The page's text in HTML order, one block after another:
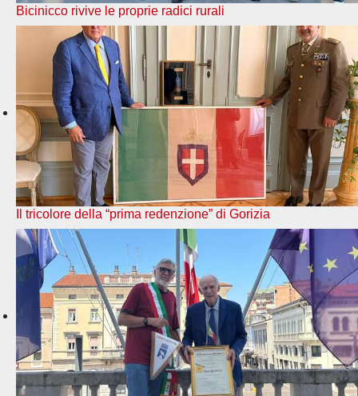
Bicinicco rivive le proprie radici rurali
Il tricolore della “prima redenzione” di Gorizia